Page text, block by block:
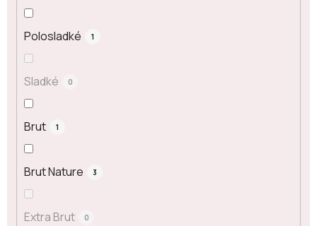
Polosladké 1
Sladké 0
Brut 1
Brut Nature 3
Extra Brut 0